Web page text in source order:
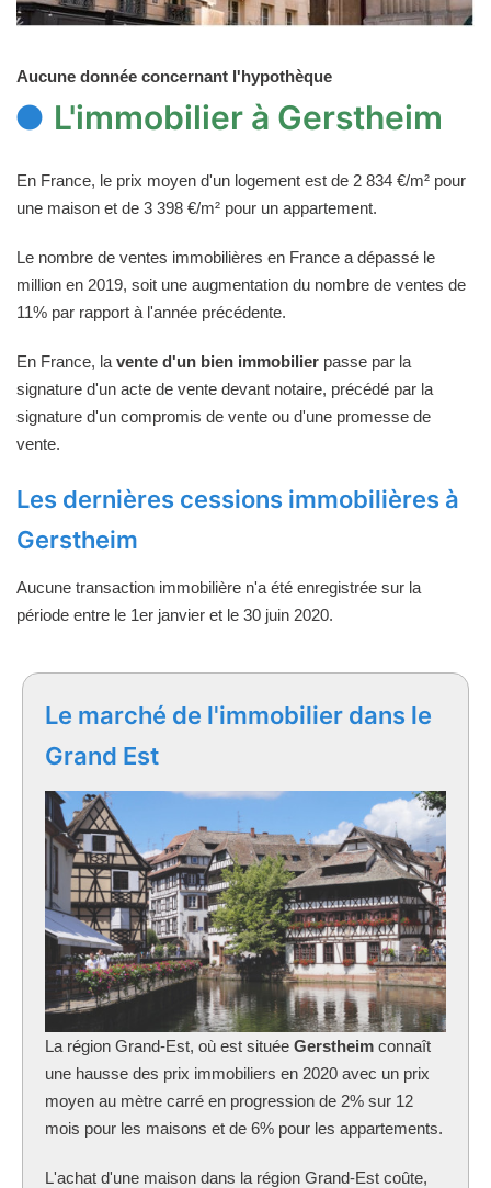
Aucune donnée concernant l'hypothèque
L'immobilier à Gerstheim
En France, le prix moyen d'un logement est de 2 834 €/m² pour
une maison et de 3 398 €/m² pour un appartement.
Le nombre de ventes immobilières en France a dépassé le
million en 2019, soit une augmentation du nombre de ventes de
11% par rapport à l'année précédente.
En France, la vente d'un bien immobilier passe par la
signature d'un acte de vente devant notaire, précédé par la
signature d'un compromis de vente ou d'une promesse de
vente.
Les dernières cessions immobilières à
Gerstheim
Aucune transaction immobilière n'a été enregistrée sur la
période entre le 1er janvier et le 30 juin 2020.
Le marché de l'immobilier dans le
Grand Est
La région Grand-Est, où est située Gerstheim connaît
une hausse des prix immobiliers en 2020 avec un prix
moyen au mètre carré en progression de 2% sur 12
mois pour les maisons et de 6% pour les appartements.
L'achat d'une maison dans la région Grand-Est coûte,